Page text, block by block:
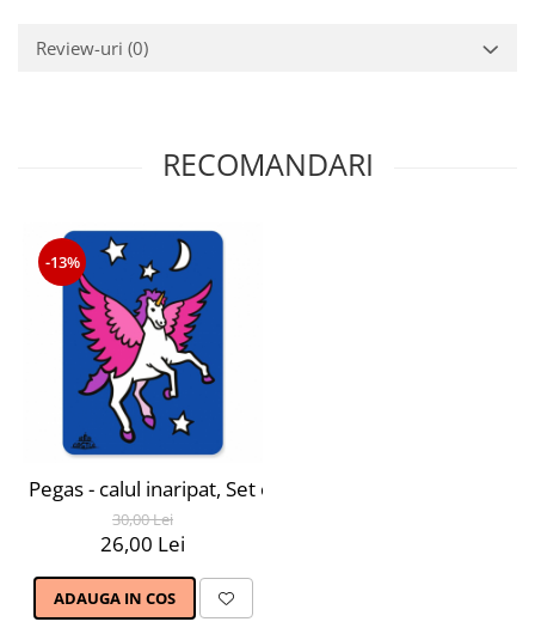
Review-uri (0)
RECOMANDARI
-13%
Pegas - calul inaripat, Set creativ Pictura cu nisip
30,00 Lei
26,00 Lei
ADAUGA IN COS